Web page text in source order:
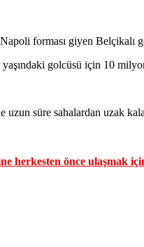
forması giyen Belçikalı
golcüsü için 10
uzun süre sahalardan uzak
herkesten önce ulaşmak